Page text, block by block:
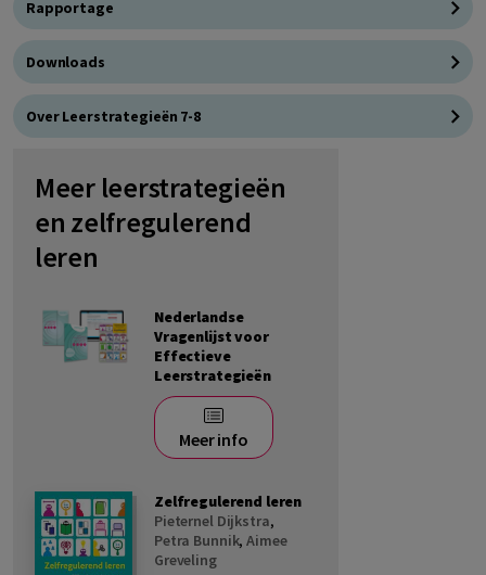
Rapportage
Downloads
Over Leerstrategieën 7-8
Meer leerstrategieën
en zelfregulerend
leren
Nederlandse
Vragenlijst voor
Effectieve
Leerstrategieën
Meer info
Zelfregulerend leren
Pieternel Dijkstra,
Petra Bunnik,Aimee
Greveling